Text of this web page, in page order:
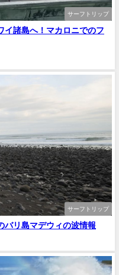
サーフトリップ
イ諸島へ！マカロニでのフ
サーフトリップ
バリ島マデウィの波情報